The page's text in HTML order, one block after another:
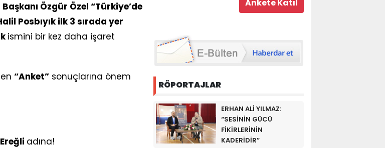
Başkanı Özgür Özel “Türkiye’de
Posbıyık ilk 3 sırada yer
ismini bir kez daha işaret
“Anket” sonuçlarına önem
Ereğli adına!
RÖPORTAJLAR
ERHAN ALİ YILMAZ:
“SESİNİN GÜCÜ
FİKİRLERİNİN
KADERİDİR”